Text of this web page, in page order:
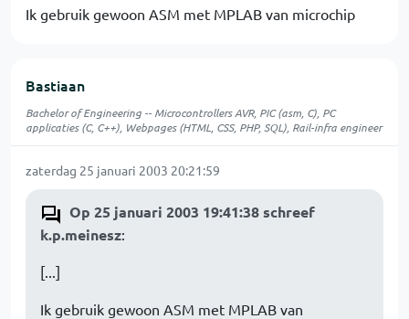
Ik gebruik gewoon ASM met MPLAB van microchip
Bastiaan
Bachelor of Engineering -- Microcontrollers AVR, PIC (asm, C), PC
applicaties (C, C++), Webpages (HTML, CSS, PHP, SQL), Rail-infra engineer
zaterdag 25 januari 2003 20:21:59
Op 25 januari 2003 19:41:38 schreef
k.p.meinesz:
[...]
Ik gebruik gewoon ASM met MPLAB van